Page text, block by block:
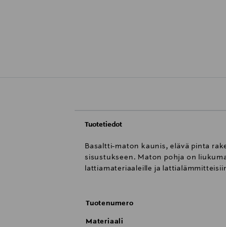
Tuotetiedot
Basaltti-maton kaunis, elävä pinta
sisustukseen. Maton pohja on
lattiamateriaaleille ja
Tuotenumero
Materiaali